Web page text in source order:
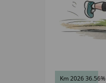
Km 2026 36.56%